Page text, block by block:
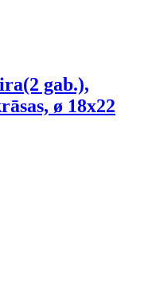
(2 gab.),
ø 18x22